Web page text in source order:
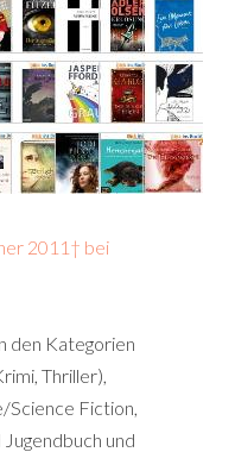
2011† bei
den Kategorien
Thriller),
Science Fiction,
und